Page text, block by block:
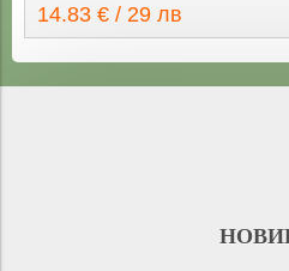
14.83 € / 29 лв